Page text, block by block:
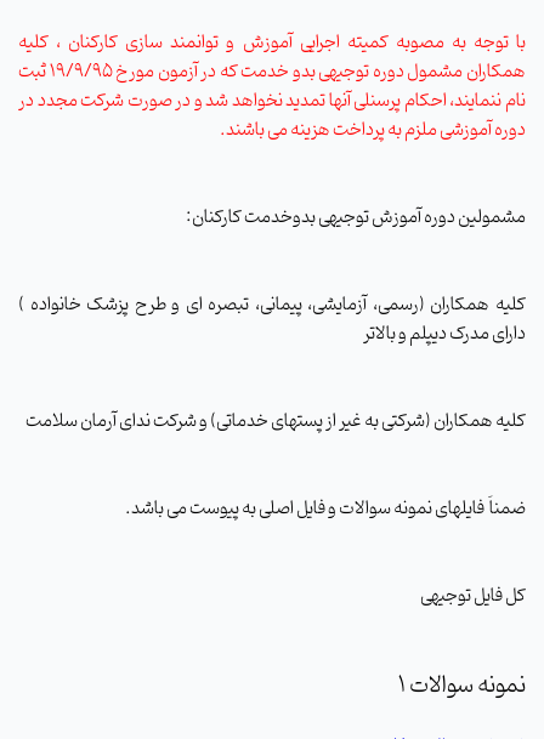
با توجه به مصوبه کمیته اجرایی آموزش و توانمند سازی کارکنان ، کلیه
همکاران مشمول دوره توجیهی بدو خدمت که در آزمون مورخ 19/9/95 ثبت
نام ننمایند، احکام پرسنلی آنها تمدید نخواهد شد و در صورت شرکت مجدد در
دوره آموزشی ملزم به پرداخت هزینه می باشند.
مشمولین دوره آموزش توجیهی بدوخدمت کارکنان:
کلیه همکاران (رسمی، آزمایشی، پیمانی، تبصره ای و طرح پزشک خانواده )
دارای مدرک دیپلم و بالاتر
کلیه همکاران (شرکتی به غیر از پستهای خدماتی) و شرکت ندای آرمان سلامت
ضمناَ فایلهای نمونه سوالات و فایل اصلی به پیوست می باشد.
کل فایل توجیهی
نمونه سوالات 1